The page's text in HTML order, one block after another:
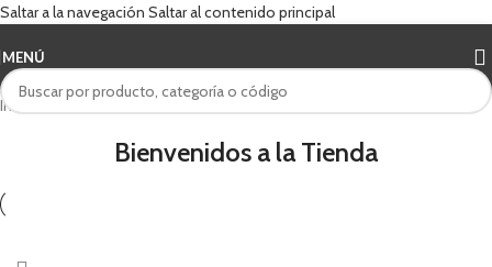
Saltar a la navegación Saltar al contenido principal
MENÚ
Inicio Zoom
Bienvenidos a la Tienda